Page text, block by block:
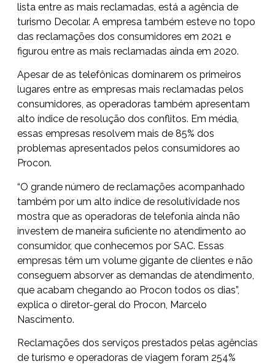
lista entre as mais reclamadas, está a agência de
turismo Decolar. A empresa também esteve no topo
das reclamações dos consumidores em 2021 e
figurou entre as mais reclamadas ainda em 2020.
Apesar de as telefônicas dominarem os primeiros
lugares entre as empresas mais reclamadas pelos
consumidores, as operadoras também apresentam
alto índice de resolução dos conflitos. Em média,
essas empresas resolvem mais de 85% dos
problemas apresentados pelos consumidores ao
Procon.
“O grande número de reclamações acompanhado
também por um alto índice de resolutividade nos
mostra que as operadoras de telefonia ainda não
investem de maneira suficiente no atendimento ao
consumidor, que conhecemos por SAC. Essas
empresas têm um volume gigante de clientes e não
conseguem absorver as demandas de atendimento,
que acabam chegando ao Procon todos os dias”,
explica o diretor-geral do Procon, Marcelo
Nascimento.
Reclamações dos serviços prestados pelas agências
de turismo e operadoras de viagem foram 254%